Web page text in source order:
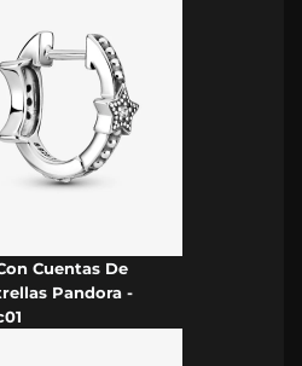
Cuentas De
Pandora -